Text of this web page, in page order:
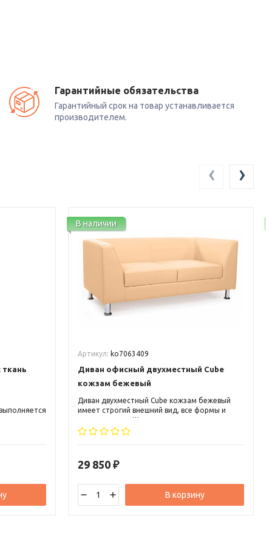
Гарантийные обязательства
Гарантийный срок на товар устанавливается
производителем.
часть
обивается
себе
В наличии
Артикул: ko7063409
Диван офисный двухместный Cube
кожзам бежевый
Диван двухместный Cube кожзам бежевый
имеет строгий внешний вид, все формы и
линии прямые. Ширина дивана позволяет в
нем легко разместиться двоим людям.
людям любой комплекции.
29 850 ₽
В корзину
‹ ›